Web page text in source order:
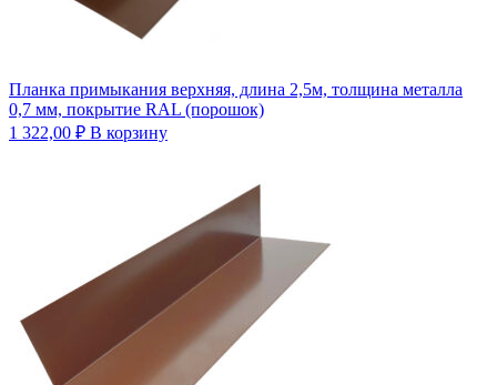
Планка примыкания верхняя, длина 2,5м, толщина металла
0,7 мм, покрытие RAL (порошок)
1 322,00 ₽ В корзину